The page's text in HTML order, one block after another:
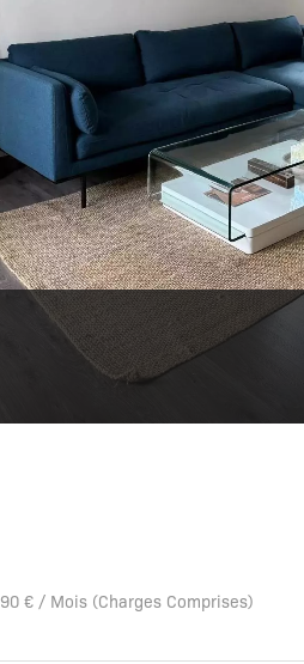
€ / Mois (Charges Comprises)